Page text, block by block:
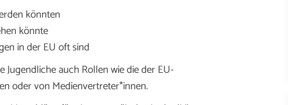
könnten
könnte
in der EU oft sind
auch Rollen wie die der EU-
oder von Medienvertreter*innen.